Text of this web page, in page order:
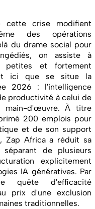
cette crise modifient
des opérations
du drame social pour
on assiste à
petites et fortement
ici que se situe la
2026 : l'intelligence
productivité à celui de
main-d'œuvre. À titre
200 emplois pour
et de son support
Zap Africa a réduit sa
de plusieurs
explicitement
IA génératives. Par
quête d'efficacité
prix d'une exclusion
traditionnelles.